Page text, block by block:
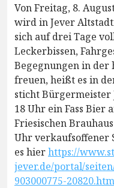
Von Freitag, 8.
wird in Jever
sich auf drei Tage
Leckerbissen,
Begegnungen in der
freuen, heißt es in
sticht Bürgermeister
18 Uhr ein Fass Bier
Friesischen
Uhr verkaufsoffener
es hierhttps://
jever.de/portal/
903000775-